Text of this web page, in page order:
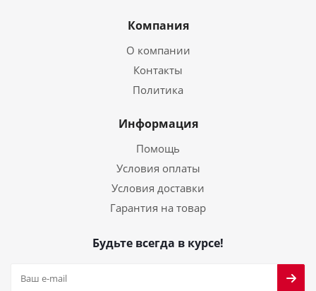
Компания
О компании
Контакты
Политика
Информация
Помощь
Условия оплаты
Условия доставки
Гарантия на товар
Будьте всегда в курсе!